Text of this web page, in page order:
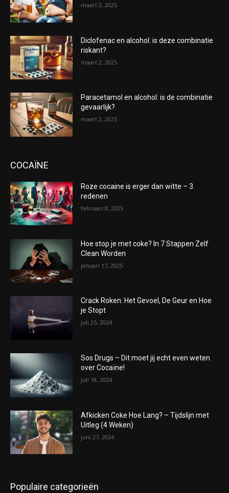
maart 2, 2025
Diclofenac en alcohol: is deze combinatie
riskant?
maart 2, 2025
Paracetamol en alcohol: is de combinatie
gevaarlijk?
maart 2, 2025
COCAÏNE
Roze cocaine is erger dan witte – 3
redenen
februari 8, 2025
Hoe stop je met coke? In 7 Stappen Zelf
Clean Worden
januari 17, 2025
Crack Roken: Het Gevoel, De Geur en Hoe
je Stopt
juli 25, 2024
Sos Drugs – Dit moet jij echt even weten
over Cocaïne!
juli 18, 2024
Afkicken Coke Hoe Lang? – Tijdslijn met
Uitleg (4 Weken)
juni 27, 2024
Populaire categorieën